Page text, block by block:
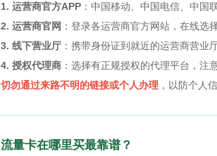
1. 运营商官方APP ：中国移动、中国电信、中国
2. 运营商官网 ：登录各运营商官方网站，在线选
3. 线下营业厅 ：携带身份证到就近的运营商营业
4. 授权代理商 ：选择有正规授权的代理平台，注
切勿通过来路不明的链接或个人办理 ，以防个人
流量卡在哪里买最靠谱？